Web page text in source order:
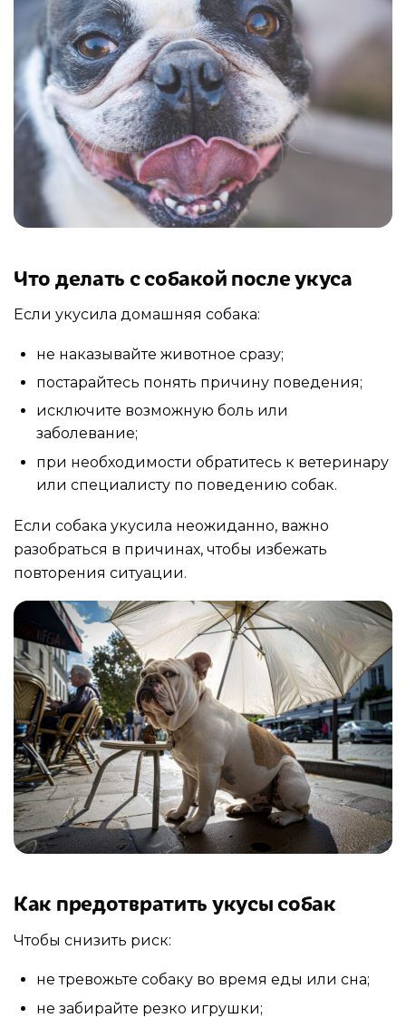
Что делать с собакой после укуса
Если укусила домашняя собака:
не наказывайте животное сразу;
постарайтесь понять причину поведения;
исключите возможную боль или
заболевание;
при необходимости обратитесь к ветеринару
или специалисту по поведению собак.
Если собака укусила неожиданно, важно
разобраться в причинах, чтобы избежать
повторения ситуации.
Как предотвратить укусы собак
Чтобы снизить риск:
не тревожьте собаку во время еды или сна;
не забирайте резко игрушки;